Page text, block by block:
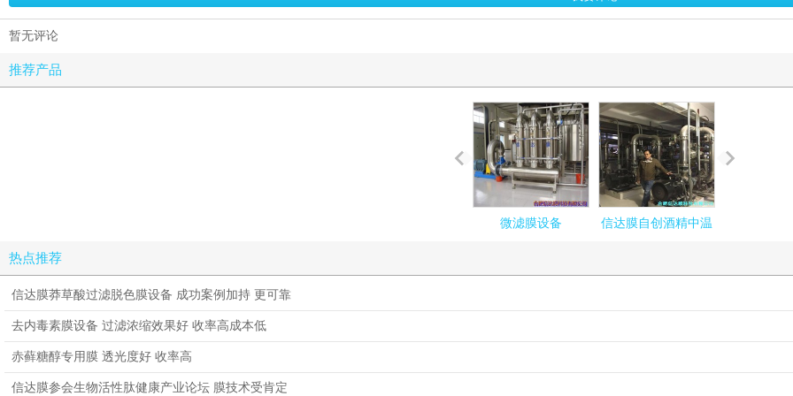
暂无评论
推荐产品
微滤膜设备 信达膜自创酒精中温
热点推荐
信达膜莽草酸过滤脱色膜设备 成功案例加持 更可靠
去内毒素膜设备 过滤浓缩效果好 收率高成本低
赤藓糖醇专用膜 透光度好 收率高
信达膜参会生物活性肽健康产业论坛 膜技术受肯定